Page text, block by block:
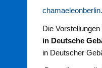
Die
in Deutsche
in Deutscher